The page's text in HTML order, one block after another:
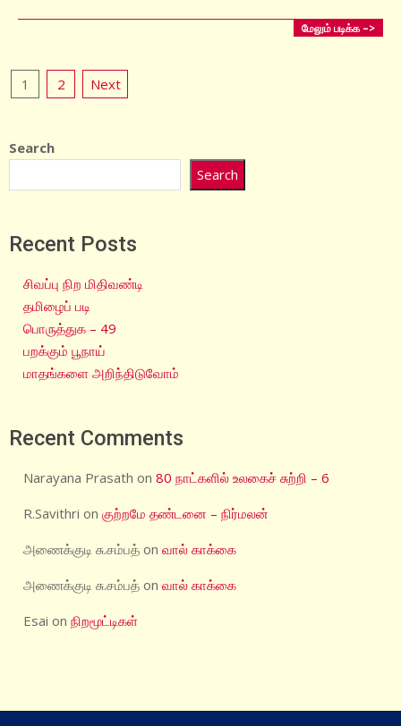
மேலும் படிக்க –>
Posts
1 2 Next
Search
Search
Recent Posts
சிவப்பு நிற மிதிவண்டி
தமிழைப் படி
பொருத்துக – 49
பறக்கும் பூநாய்
மாதங்களை அறிந்திடுவோம்
Recent Comments
Narayana Prasath on80 நாட்களில் உலகைச் சுற்றி – 6
R.Savithri onகுற்றமே தண்டனை – நிர்மலன்
அணைக்குடி சு.சம்பத் onவால் காக்கை
அணைக்குடி சு.சம்பத் onவால் காக்கை
Esai onநிறமூட்டிகள்